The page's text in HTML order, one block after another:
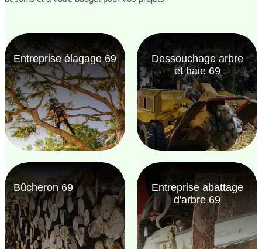
Entreprise élagage 69
Dessouchage arbre
et haie 69
Bûcheron 69
Entreprise abattage
d'arbre 69